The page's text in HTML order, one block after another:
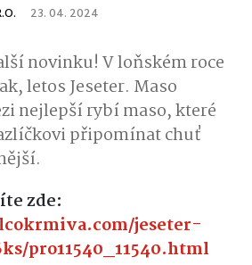
23. 04. 2024
novinku! V loňském roce
letos Jeseter. Maso
nejlepší rybí maso, které
připomínat chuť
zde:
jeseter-
pro11540_11540.html